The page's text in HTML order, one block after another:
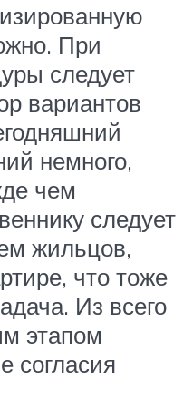
При
следует
вариантов
немного,
чем
следует
жильцов,
что тоже
Из всего
этапом
согласия